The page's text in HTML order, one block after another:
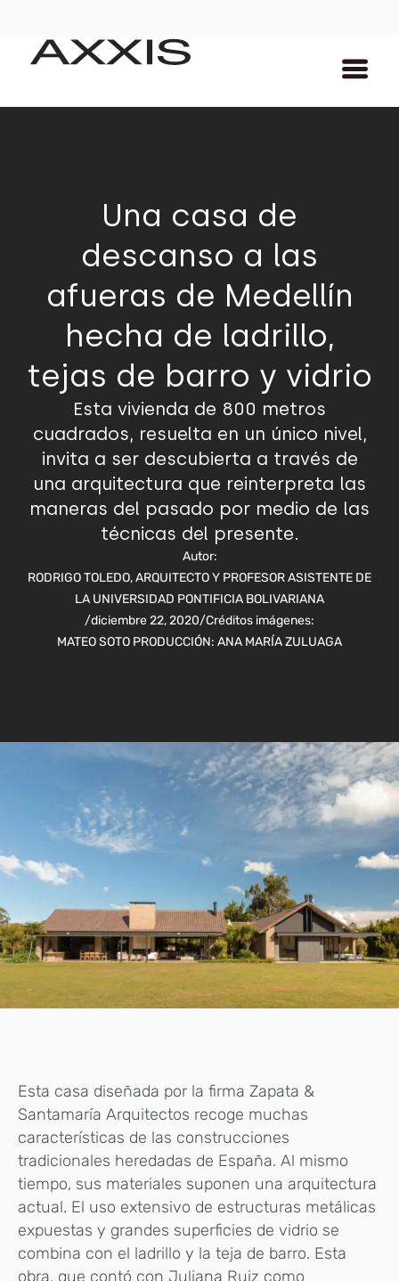
Una casa de
descanso a las
afueras de Medellín
hecha de ladrillo,
tejas de barro y vidrio
Esta vivienda de 800 metros
cuadrados, resuelta en un único nivel,
invita a ser descubierta a través de
una arquitectura que reinterpreta las
maneras del pasado por medio de las
técnicas del presente.
Autor:
RODRIGO TOLEDO, ARQUITECTO Y PROFESOR ASISTENTE DE
LA UNIVERSIDAD PONTIFICIA BOLIVARIANA
/diciembre 22, 2020/Créditos imágenes:
MATEO SOTO PRODUCCIÓN: ANA MARÍA ZULUAGA
Esta casa diseñada por la firma Zapata &
Santamaría Arquitectos recoge muchas
características de las construcciones
tradicionales heredadas de España. Al mismo
tiempo, sus materiales suponen una arquitectura
actual. El uso extensivo de estructuras metálicas
expuestas y grandes superficies de vidrio se
combina con el ladrillo y la teja de barro. Esta
obra, que contó con Juliana Ruiz como